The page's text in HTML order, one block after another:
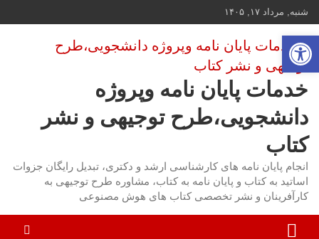
بروید
شنبه, مرداد ۱۷, ۱۴۰۵
خدمات پایان نامه وپروژه
دانشجویی،طرح توجیهی و نشر
کتاب
انجام پایان نامه های کارشناسی ارشد و دکتری، تبدیل رایگان جزوات
اساتید به کتاب و پایان نامه به کتاب، مشاوره طرح توجیهی به
کارآفرینان و نشر تخصصی کتاب های هوش مصنوعی
باز کردن نوار ابزار